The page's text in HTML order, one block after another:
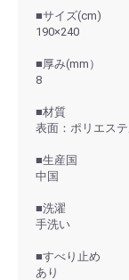
■サイズ(cm)
190×240
■厚み(mm）
8
■材質
表面：ポリエス
■生産国
中国
■洗濯
手洗い
■すべり止め
あり